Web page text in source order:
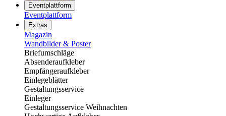
Eventplattform
Eventplattform
Extras
Magazin
Wandbilder & Poster
Briefumschläge
Absenderaufkleber
Empfängeraufkleber
Einlegeblätter
Gestaltungsservice
Einleger
Gestaltungsservice Weihnachten